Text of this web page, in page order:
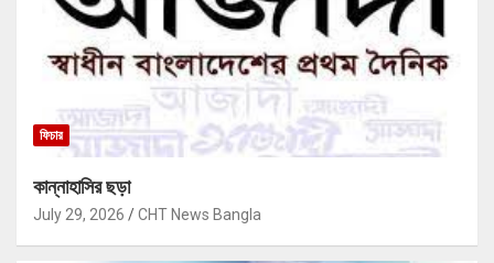
ফিচার
কান্নাহাসির ছড়া
July 29, 2026 CHT News Bangla